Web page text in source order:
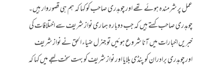
عمل پر شرمندہ ہوئے تھے اور چوہدری صاحب کو کہا کہ ہم ہی قصوروار ہیں۔
چوہدری صاحب کہتے ہیں کہ جب دوبارہ ہماری نواز شریف سے اختلافات کی
خبریں اخبارات میں آنا شروع ہوئیں تو جنرل ضیاء الحق نے نواز شریف
اور چوہدری برادران کو پنڈی بلایا اور نواز شریف کو بہت سخت لہجے میں کہا کہ